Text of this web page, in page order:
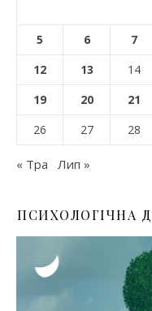
5
6 7
12
13 14
19
20 21
26
27 28
« Тра Лип »
ПСИХОЛОГІЧНА